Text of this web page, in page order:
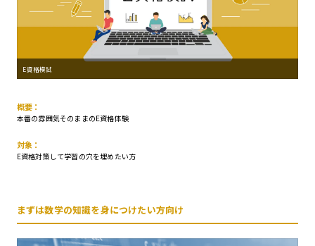
E資格模試
概要：
本番の雰囲気そのままのE資格体験
対象：
E資格対策して学習の穴を埋めたい方
まずは数学の知識を身につけたい方向け